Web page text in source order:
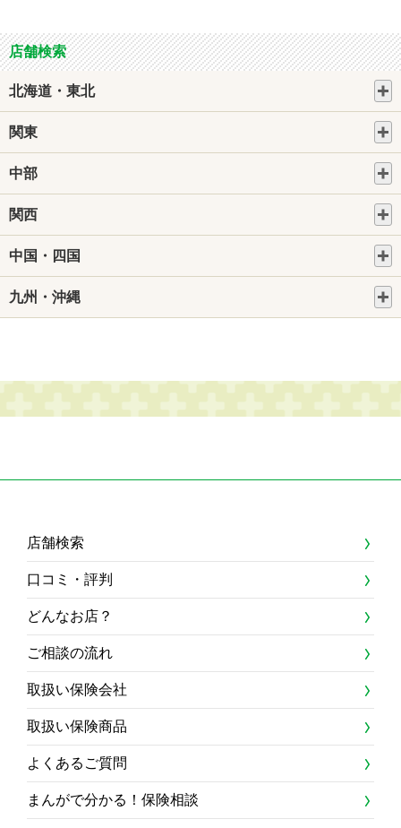
店舗検索
北海道・東北
関東
中部
関西
中国・四国
九州・沖縄
店舗検索
口コミ・評判
どんなお店？
ご相談の流れ
取扱い保険会社
取扱い保険商品
よくあるご質問
まんがで分かる！保険相談